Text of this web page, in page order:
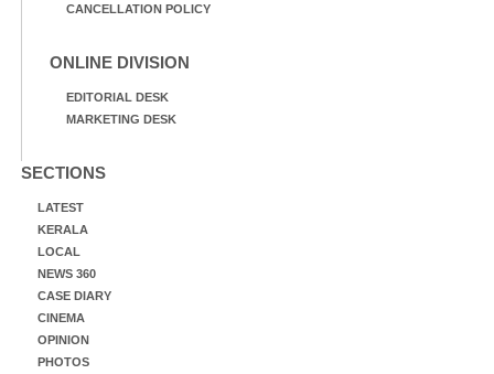
CANCELLATION POLICY
ONLINE DIVISION
EDITORIAL DESK
MARKETING DESK
SECTIONS
LATEST
KERALA
LOCAL
NEWS 360
CASE DIARY
CINEMA
OPINION
PHOTOS